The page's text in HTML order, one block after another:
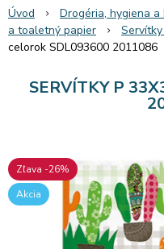
Úvod Drogéria, hygiena a
a toaletný papier
celorok SDL093600 2011086
SERVÍTKY P
Zľava -26%
Akcia